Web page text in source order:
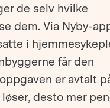
de selv hvilke
dem. Via Nyby-
i
får den
er avtalt
desto mer